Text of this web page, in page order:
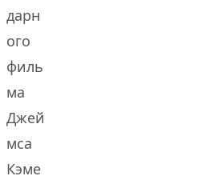
дарн
ого
филь
ма
Джей
мса
Кэме